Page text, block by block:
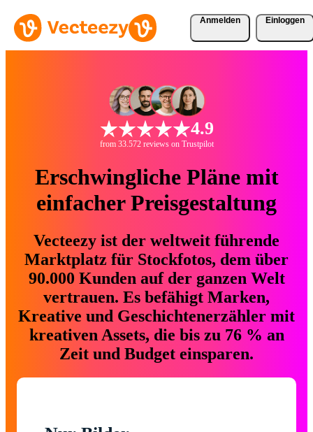
Anmelden Einloggen
4.9
from 33.572 reviews on Trustpilot
Erschwingliche Pläne mit
einfacher Preisgestaltung
Vecteezy ist der weltweit führende
Marktplatz für Stockfotos, dem über
90.000 Kunden auf der ganzen Welt
vertrauen. Es befähigt Marken,
Kreative und Geschichtenerzähler mit
kreativen Assets, die bis zu 76 % an
Zeit und Budget einsparen.